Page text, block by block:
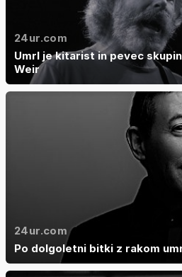
24ur.com
Umrl je kitarist in pevec
Weir
24ur.com
Po dolgoletni bitki z rakom